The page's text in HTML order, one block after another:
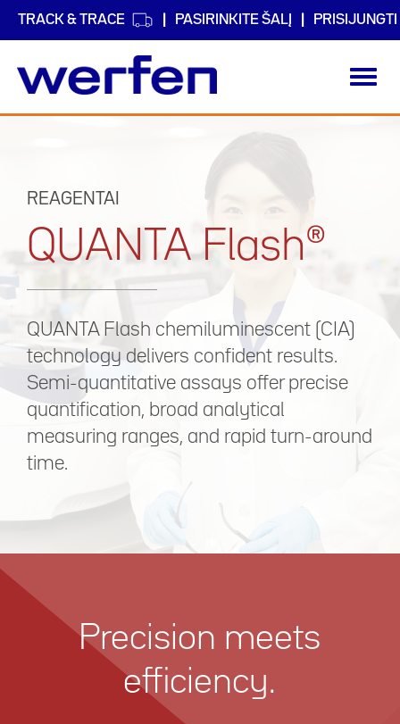
TRACK & TRACE PASIRINKITE ŠALĮ PRISIJUNGTI
REAGENTAI
QUANTA Flash®
QUANTA Flash chemiluminescent (CIA)
technology delivers confident results.
Semi-quantitative assays offer precise
quantification, broad analytical
measuring ranges, and rapid turn-around
time.
Precision meets
efficiency.